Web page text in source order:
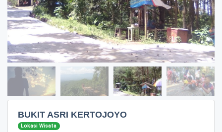
BUKIT ASRI KERTOJOYO
Lokasi Wisata